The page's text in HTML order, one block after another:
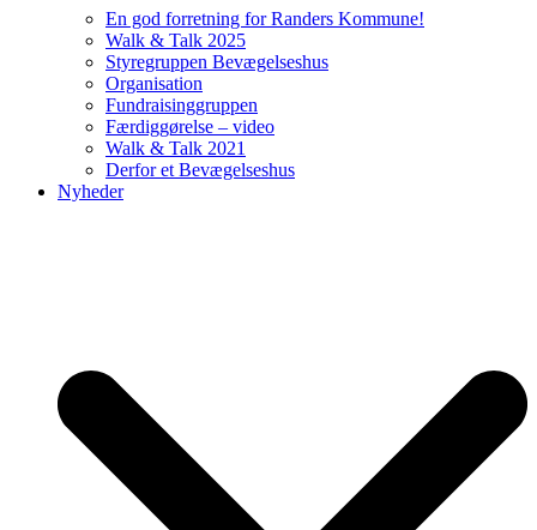
En god forretning for Randers Kommune!
Walk & Talk 2025
Styregruppen Bevægelseshus
Organisation
Fundraisinggruppen
Færdiggørelse – video
Walk & Talk 2021
Derfor et Bevægelseshus
Nyheder